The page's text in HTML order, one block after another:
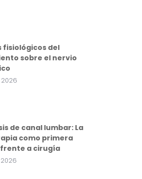
fisiológicos del
sobre el nervio
de canal lumbar: La
como primera
a cirugía